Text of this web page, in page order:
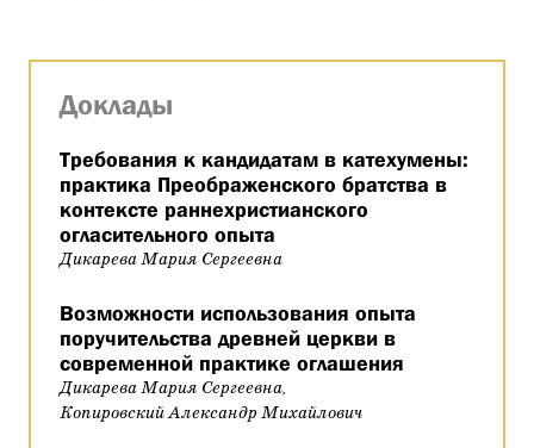
Доклады
Требования к кандидатам в катехумены:
практика Преображенского братства в
контексте раннехристианского
огласительного опыта
Дикарева Мария Сергеевна
Возможности использования опыта
поручительства древней церкви в
современной практике оглашения
Дикарева Мария Сергеевна,
Копировский Александр Михайлович